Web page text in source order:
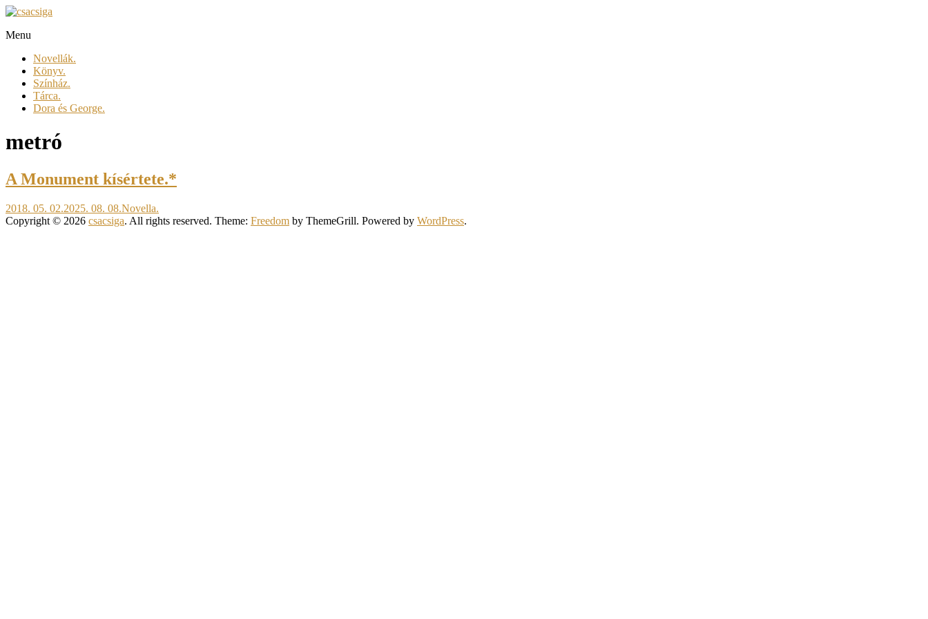
Skip
content
csacsiga
megél.
regél.
Menu
Novellák.
Könyv.
Színház.
Tárca.
Dora és George.
metró
A Monument kísértete.*
2018. 05. 02.2025. 08. 08.Novella.
Copyright © 2026 csacsiga. All rights reserved. Theme: Freedom by ThemeGrill. Powered by WordPress.